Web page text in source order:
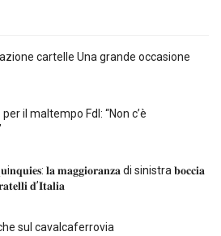
cartelle Una grande occasione
il maltempo FdI: “Non c’è
𝐥𝐚 𝐦𝐚𝐠𝐠𝐢𝐨𝐫𝐚𝐧𝐳𝐚 di sinistra 𝐛𝐨𝐜𝐜𝐢𝐚
𝐝’𝐈𝐭𝐚𝐥𝐢𝐚
sul cavalcaferrovia